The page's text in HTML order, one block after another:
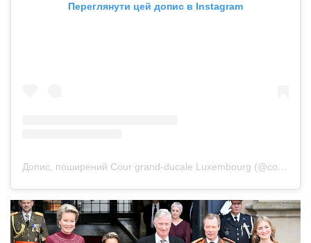
Переглянути цей допис в Instagram
Допис, поширений Cour grand-ducale Luxembourg (@courgrandducale)